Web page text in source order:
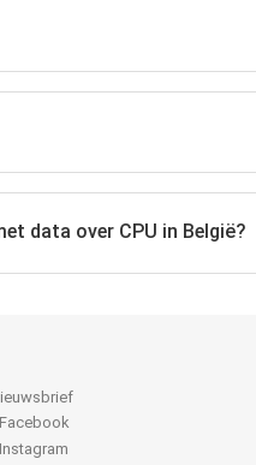
data over CPU in België?